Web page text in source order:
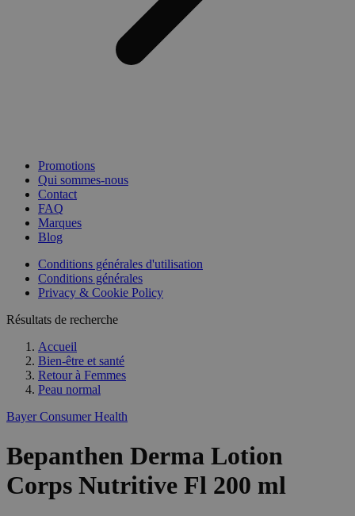
Promotions
Qui sommes-nous
Contact
FAQ
Marques
Blog
Conditions générales d'utilisation
Conditions générales
Privacy & Cookie Policy
Résultats de recherche
Accueil
Bien-être et santé
Retour à Femmes
Peau normal
Bayer Consumer Health
Bepanthen Derma Lotion
Corps Nutritive Fl 200 ml